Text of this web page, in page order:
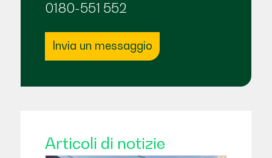
0180-551 552
Invia un messaggio
Articoli di notizie